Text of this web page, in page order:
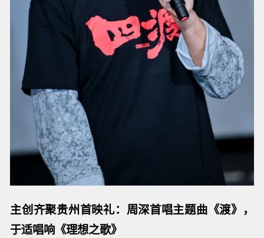
主创齐聚贵州首映礼：周深首唱主题曲《渡》，
于适唱响《理想之歌》